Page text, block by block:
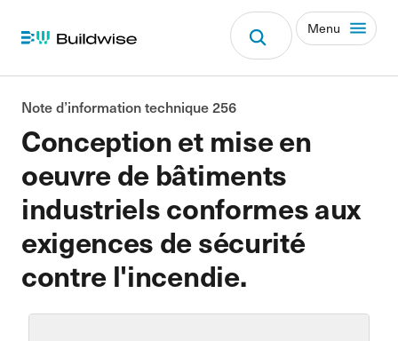
Menu
Conception et mise en
oeuvre de bâtiments
industriels conformes aux
exigences de sécurité
contre l'incendie.
Note d’information technique 256